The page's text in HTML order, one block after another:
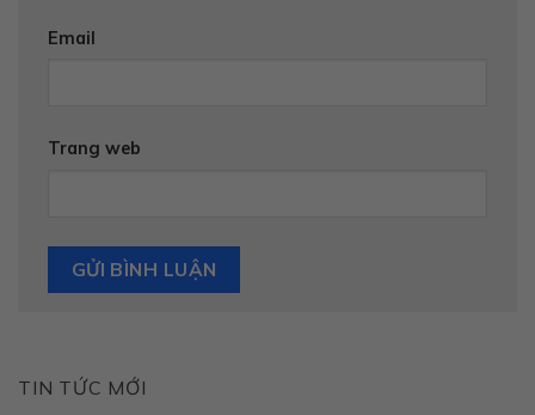
Email
Trang web
TIN TỨC MỚI